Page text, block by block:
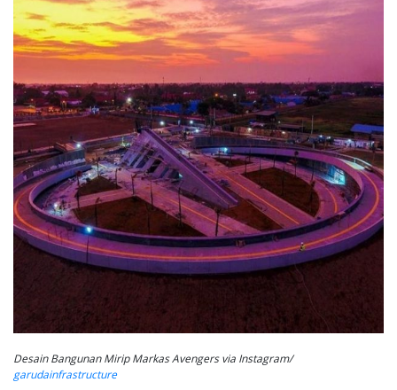
Desain Bangunan Mirip Markas Avengers via Instagram/
garudainfrastructure